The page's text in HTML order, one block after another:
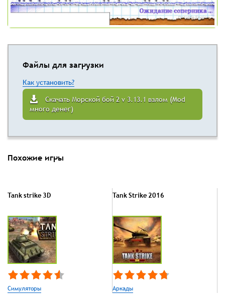
Файлы для загрузки
Как установить?
Скачать Морской бой 2 v 3.13.1 взлом (Mod
много денег)
Похожие игры
Tank strike 3D
Симуляторы
Tank Strike 2016
Аркады